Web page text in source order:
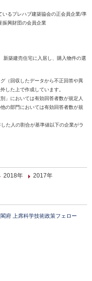
いるプレハブ建築協会の正会員企業/準
振興財団の会員企業
新築建売住宅に入居し、購入物件の選
（回収したデータから不正回答や異
した上で作成しています。
」においては有効回答者数が規定人
の部門においては有効回答者数が規
た人の割合が基準値以下の企業がラ
2018年 2017年
府 上席科学技術政策フェロー